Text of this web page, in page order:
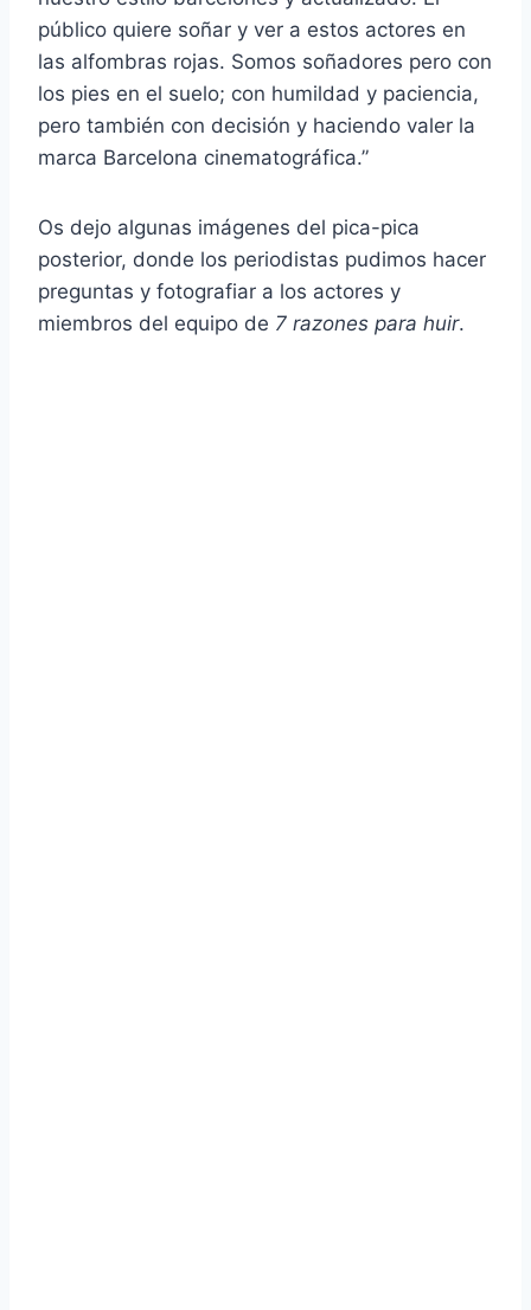
público quiere soñar y ver a estos actores en
las alfombras rojas. Somos soñadores pero con
los pies en el suelo; con humildad y paciencia,
pero también con decisión y haciendo valer la
marca Barcelona cinematográfica.”
Os dejo algunas imágenes del pica-pica
posterior, donde los periodistas pudimos hacer
preguntas y fotografiar a los actores y
miembros del equipo de 7 razones para huir.